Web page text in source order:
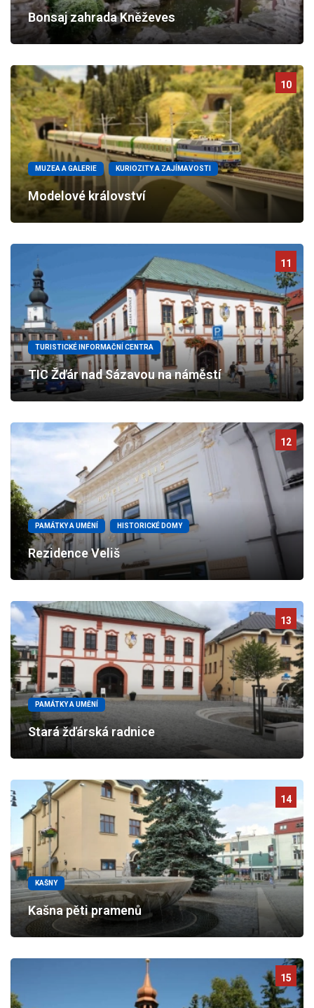
Bonsaj zahrada Kněževes
10
MUZEA A GALERIE KURIOZITY A ZAJÍMAVOSTI
Modelové království
11
TURISTICKÉ INFORMAČNÍ CENTRA
TIC Žďár nad Sázavou na náměstí
12
PAMÁTKY A UMĚNÍ HISTORICKÉ DOMY
Rezidence Veliš
13
PAMÁTKY A UMĚNÍ
Stará žďárská radnice
14
KAŠNY
Kašna pěti pramenů
15